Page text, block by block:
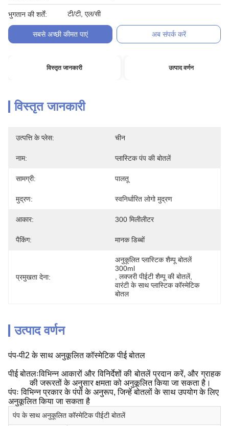
भुगतान की शर्तें: टी/टी, एल/सी
सबसे अच्छी कीमत पाएं अब संपर्क करें
विस्तृत जानकारी उत्पाद वर्णन
विस्तृत जानकारी
उत्पत्ति के प्लेस: चीन
नाम: प्लास्टिक पंप की बोतलें
सामग्री: पालतू
मुद्रण: स्वनिर्धारित लोगो मुद्रण
आकार: 300 मिलीलीटर
पैकिंग: मानक डिब्बों
प्रमुखता देना:
अनुकूलित प्लास्टिक शैम्पू बोतलें
300ml
लक्जरी पीईटी शैम्पू की बोतलें,
वारंटी के साथ प्लास्टिक कॉस्मेटिक
बोतल
उत्पाद वर्णन
पंप-पी2 के साथ अनुकूलित कॉस्मेटिक पीई बोतल
पीई बोतलःविभिन्न आकारों और विनिर्देशों की बोतलें प्रदान करें, और ग्राहक
की जरूरतों के अनुसार क्षमता को अनुकूलित किया जा सकता है।
पंपः विभिन्न प्रकार के पंपों के अनुरूप, जिन्हें बोतलों के साथ उपयोग के लिए
अनुकूलित किया जा सकता है
पंप के साथ अनुकूलित कॉस्मेटिक पीईटी बोतलें